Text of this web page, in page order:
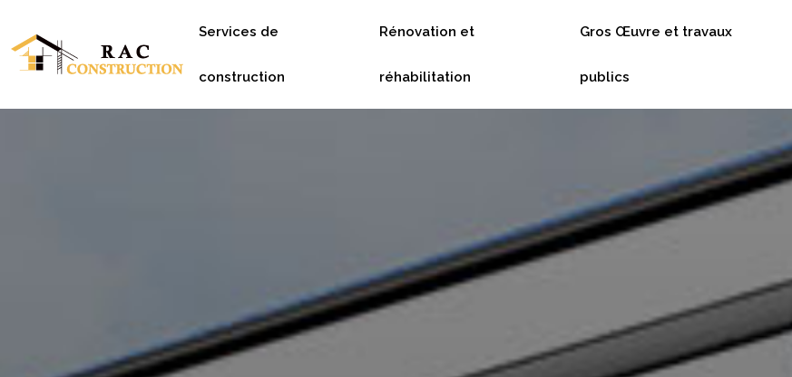
Services de
construction
Rénovation et
réhabilitation
Gros Œuvre et travaux
publics